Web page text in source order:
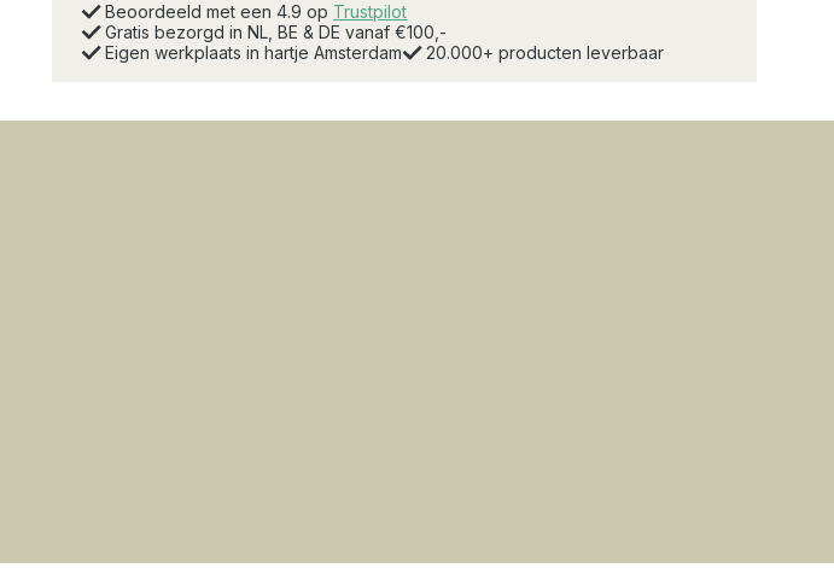
Beoordeeld met een 4.9 op Trustpilot
Gratis bezorgd in NL, BE & DE vanaf €100,-
Eigen werkplaats in hartje Amsterdam
20.000+ producten leverbaar